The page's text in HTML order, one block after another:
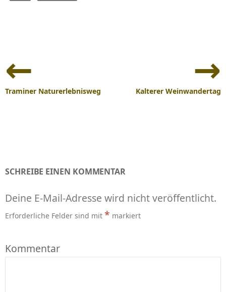
Navigation
Traminer Naturerlebnisweg Kalterer Weinwandertag
SCHREIBE EINEN KOMMENTAR
Deine E-Mail-Adresse wird nicht veröffentlicht.
Erforderliche Felder sind mit * markiert
Kommentar